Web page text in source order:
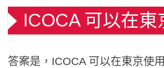
ICOCA 可以在東
答案是，ICOCA 可以在東京使用